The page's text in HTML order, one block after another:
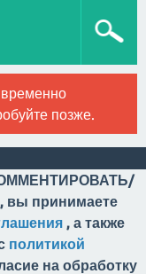
временно
позже.
принимаете
, а также
политикой
на обработку